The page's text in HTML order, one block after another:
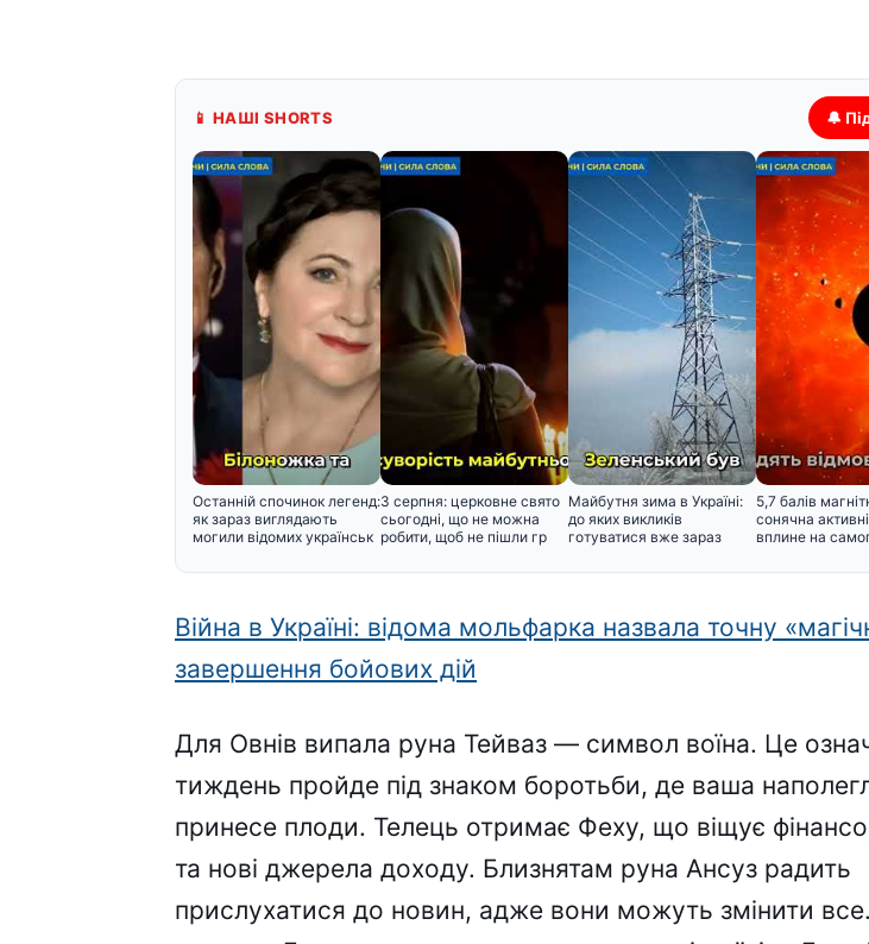
📱 НАШІ SHORTS 🔔
Останній спочинок легенд:
як зараз виглядають
могили відомих українськ
3 серпня: церковне свято
сьогодні, що не можна
робити, щоб не пішли гр
Майбутня зима в Україні:
до яких викликів
готуватися вже зараз
5,7 балів
сонячна
вплине на
Війна в Україні: відома мольфарка назвала точну
завершення бойових дій
Для Овнів випала руна Тейваз — символ воїна. Це
тиждень пройде під знаком боротьби, де ваша
принесе плоди. Телець отримає Феху, що віщує
та нові джерела доходу. Близнятам руна Ансуз радить
прислухатися до новин, адже вони можуть змінити